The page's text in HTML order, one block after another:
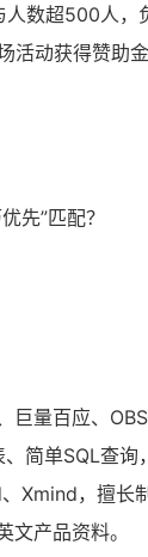
数超500人，
活动获得赞助
先”匹配？
巨量百应、OBS
简单SQL查询
Xmind，擅长
文产品资料。